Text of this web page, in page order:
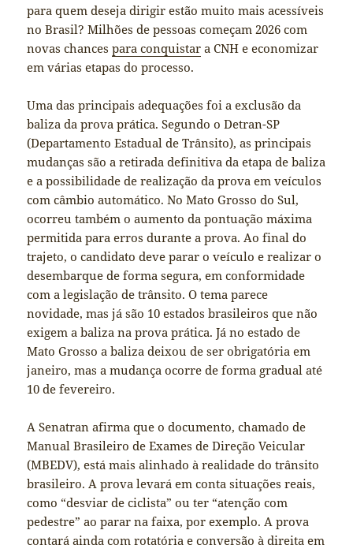
para quem deseja dirigir estão muito mais acessíveis
no Brasil? Milhões de pessoas começam 2026 com
novas chancespara conquistar a CNH e economizar
em várias etapas do processo.
Uma das principais adequações foi a exclusão da
baliza da prova prática. Segundo o Detran-SP
(Departamento Estadual de Trânsito), as principais
mudanças são a retirada definitiva da etapa de baliza
e a possibilidade de realização da prova em veículos
com câmbio automático. No Mato Grosso do Sul,
ocorreu também o aumento da pontuação máxima
permitida para erros durante a prova. Ao final do
trajeto, o candidato deve parar o veículo e realizar o
desembarque de forma segura, em conformidade
com a legislação de trânsito. O tema parece
novidade, mas já são 10 estados brasileiros que não
exigem a baliza na prova prática. Já no estado de
Mato Grosso a baliza deixou de ser obrigatória em
janeiro, mas a mudança ocorre de forma gradual até
10 de fevereiro.
A Senatran afirma que o documento, chamado de
Manual Brasileiro de Exames de Direção Veicular
(MBEDV), está mais alinhado à realidade do trânsito
brasileiro. A prova levará em conta situações reais,
como “desviar de ciclista” ou ter “atenção com
pedestre” ao parar na faixa, por exemplo. A prova
contará ainda com rotatória e conversão à direita em